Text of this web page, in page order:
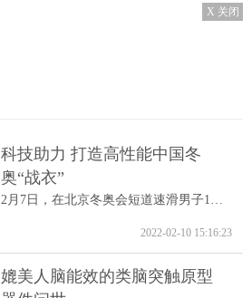
X 关闭
科技助力 打造高性能中国冬
奥“战衣”
2月7日，在北京冬奥会短道速滑男子1000米A...
2022-02-10 15:16:23
媲美人脑能效的类脑突触原型